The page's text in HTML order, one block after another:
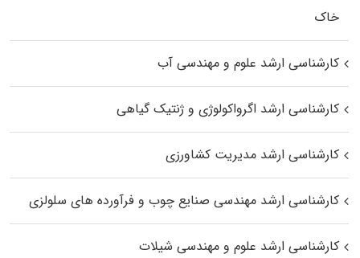
خاک
کارشناسی ارشد علوم و مهندسی آب
کارشناسی ارشد اگرواکولوژی و ژنتیک گیاهی
کارشناسی ارشد مدیریت کشاورزی
کارشناسی ارشد مهندسی صنایع چوب و فرآورده‌ های سلولزی
کارشناسی ارشد علوم و مهندسی شیلات